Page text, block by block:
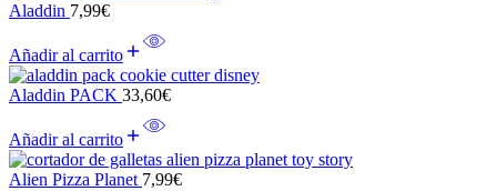
Aladdin 7,99€
Añadir al carrito
Aladdin PACK 33,60€
Añadir al carrito
Alien Pizza Planet 7,99€